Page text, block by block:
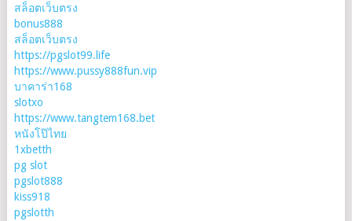
สล็อตเว็บตรง
bonus888
สล็อตเว็บตรง
https://pgslot99.life
https://www.pussy888fun.vip
บาคาร่า168
slotxo
https://www.tangtem168.bet
หนังโป๊ไทย
1xbetth
pg slot
pgslot888
kiss918
pgslotth